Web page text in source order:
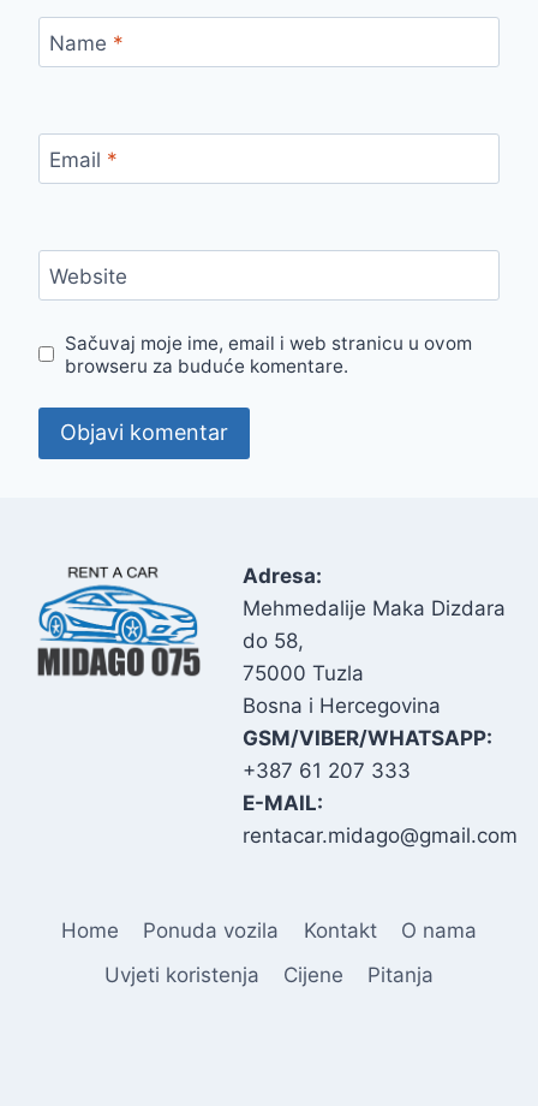
Name *
Email *
Website
Sačuvaj moje ime, email i web stranicu u ovom
browseru za buduće komentare.
Adresa:
Mehmedalije Maka Dizdara
do 58,
75000 Tuzla
Bosna i Hercegovina
GSM/VIBER/WHATSAPP:
+387 61 207 333
E-MAIL:
rentacar.midago@gmail.com
Home Ponuda vozila Kontakt
O nama
Uvjeti koristenja
Cijene Pitanja